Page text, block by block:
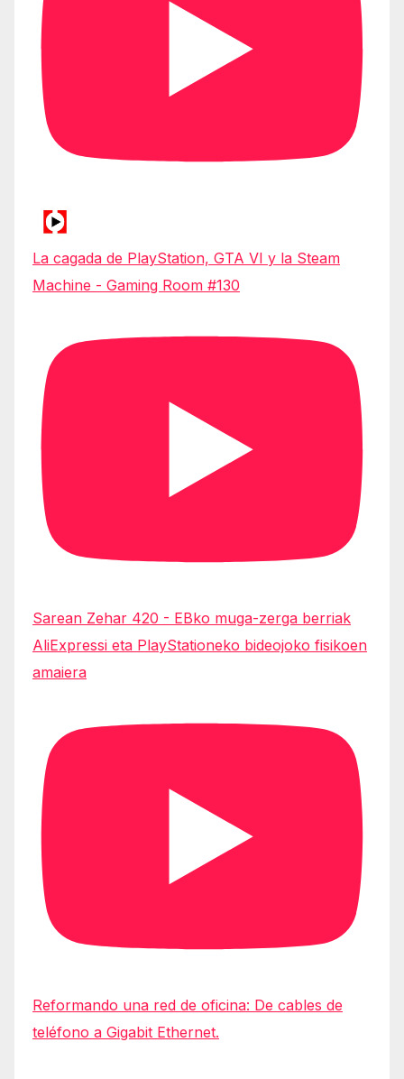
La cagada de PlayStation, GTA VI y la Steam
Machine - Gaming Room #130
Sarean Zehar 420 - EBko muga-zerga berriak
AliExpressi eta PlayStationeko bideojoko fisikoen
amaiera
Reformando una red de oficina: De cables de
teléfono a Gigabit Ethernet.